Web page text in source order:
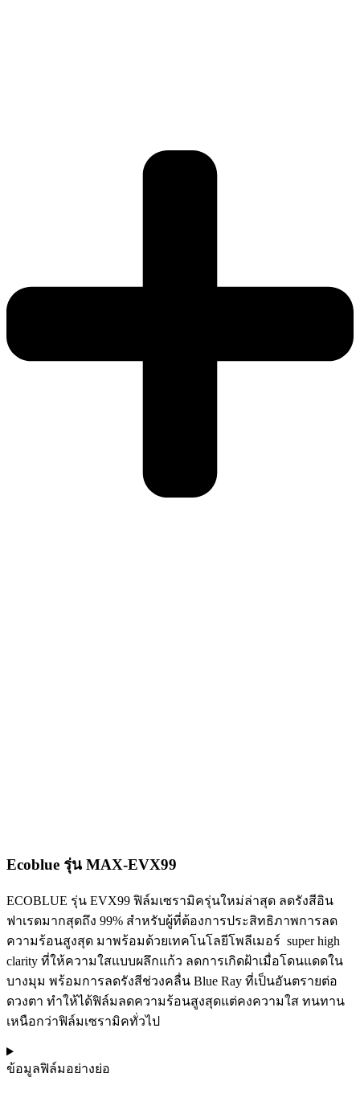
Ecoblue รุ่น MAX-EVX99
ECOBLUE รุ่น EVX99 ฟิล์มเซรามิครุ่นใหม่ล่าสุด ลดรังสีอิน
ฟาเรดมากสุดถึง 99% สำหรับผู้ที่ต้องการประสิทธิภาพการลด
ความร้อนสูงสุด มาพร้อมด้วยเทคโนโลยีโพลีเมอร์ super high
clarity ที่ให้ความใสแบบผลึกแก้ว ลดการเกิดฝ้าเมื่อโดนแดดใน
บางมุม พร้อมการลดรังสีช่วงคลื่น Blue Ray ที่เป็นอันตรายต่อ
ดวงตา ทำให้ได้ฟิล์มลดความร้อนสูงสุดแต่คงความใส ทนทาน
เหนือกว่าฟิล์มเซรามิคทั่วไป
ข้อมูลฟิล์มอย่างย่อ